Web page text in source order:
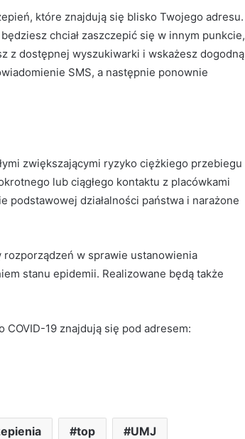
które znajdują się blisko Twojego adresu.
chciał zaszczepić się w innym punkcie,
z dostępnej wyszukiwarki i wskażesz dogodną
SMS, a następnie ponownie
zwiększającymi ryzyko ciężkiego przebiegu
lub ciągłego kontaktu z placówkami
działalności państwa i narażone
w sprawie ustanowienia
stanu epidemii. Realizowane będą także
19 znajdują się pod adresem:
top UMJ